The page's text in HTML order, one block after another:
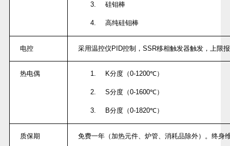
3. 硅钼棒
4. 高纯硅钼棒
电控 采用温控仪 PID控制， SSR移相触发器触发，上限
热电偶 1. K分度（0-1200℃）
2. S分度（0-1600℃）
3. B分度（0-1820℃）
质保期 免费一年（加热元件、炉管、消耗品除外）。终身